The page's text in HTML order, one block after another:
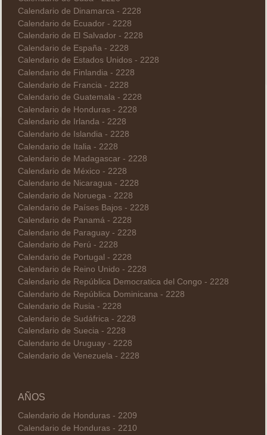
Calendario de Dinamarca - 2228
Calendario de Ecuador - 2228
Calendario de El Salvador - 2228
Calendario de España - 2228
Calendario de Estados Unidos - 2228
Calendario de Finlandia - 2228
Calendario de Francia - 2228
Calendario de Guatemala - 2228
Calendario de Honduras - 2228
Calendario de Irlanda - 2228
Calendario de Islandia - 2228
Calendario de Italia - 2228
Calendario de Madagascar - 2228
Calendario de México - 2228
Calendario de Nicaragua - 2228
Calendario de Noruega - 2228
Calendario de Países Bajos - 2228
Calendario de Panamá - 2228
Calendario de Paraguay - 2228
Calendario de Perú - 2228
Calendario de Portugal - 2228
Calendario de Reino Unido - 2228
Calendario de República Democratica del Congo - 2228
Calendario de República Dominicana - 2228
Calendario de Rusia - 2228
Calendario de Sudáfrica - 2228
Calendario de Suecia - 2228
Calendario de Uruguay - 2228
Calendario de Venezuela - 2228
AÑOS
Calendario de Honduras - 2209
Calendario de Honduras - 2210